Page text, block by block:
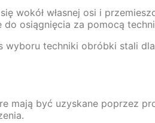
wokół własnej osi i
osiągnięcia za pomocą
techniki obróbki stali
mają być uzyskane poprzez